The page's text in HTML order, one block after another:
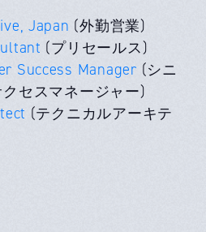
Japan (外勤営業)
(プリセールス)
Success Manager (シニ
セスマネージャー)
(テクニカルアーキテ